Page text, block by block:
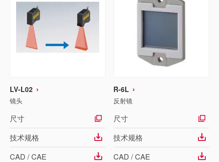
LV-L02
镜头
尺寸
技术规格
CAD / CAE
R-6L
反射镜
尺寸
技术规格
CAD / CAE